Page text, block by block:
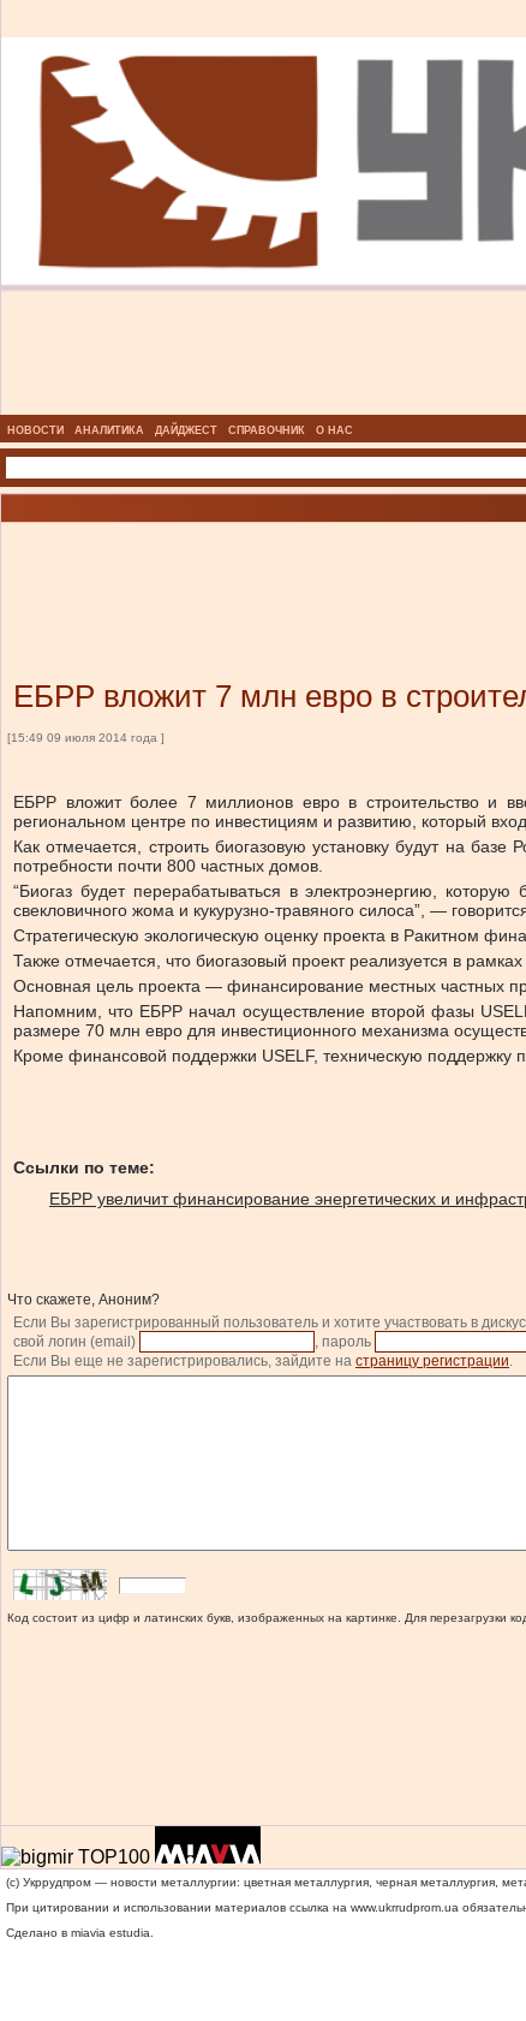
НОВОСТИ АНАЛИТИКА ДАЙДЖЕСТ СПРАВОЧНИК О НАС
ЕБРР вложит 7 млн евро в
[15:49 09 июля 2014 года ]
ЕБРР вложит более 7 миллионов евро в строительство и
региональном центре по инвестициям и развитию, который
Как отмечается, строить биогазовую установку будут на
потребности почти 800 частных домов.
“Биогаз будет перерабатываться в электроэнергию,
свекловичного жома и кукурузно-травяного силоса”, —
Стратегическую экологическую оценку проекта в Ракитном
Также отмечается, что биогазовый проект реализуется в
Основная цель проекта — финансирование местных частных
Напомним, что ЕБРР начал осуществление второй фазы
размере 70 млн евро для инвестиционного механизма
Кроме финансовой поддержки USELF, техническую поддержку
Ссылки по теме:
ЕБРР увеличит финансирование энергетических и
Что скажете, Аноним?
Если Вы зарегистрированный пользователь и хотите участвовать в
свой логин (email)
, пароль
Если Вы еще не зарегистрировались, зайдите на страницу регистрации.
Код состоит из цифр и латинских букв, изображенных на картинке. Для перезагрузки
(c) Укррудпром — новости металлургии: цветная металлургия, черная металлургия,
При цитировании и использовании материалов ссылка на www.ukrrudprom.ua
Сделано в miavia estudia.